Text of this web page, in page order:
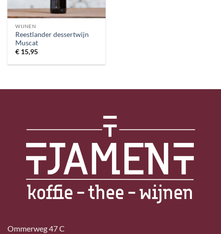
WIJNEN
Reestlander dessertwijn
Muscat
€ 15,95
Ommerweg 47 C